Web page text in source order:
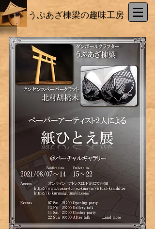
​うぷあざ棟梁の趣味工房